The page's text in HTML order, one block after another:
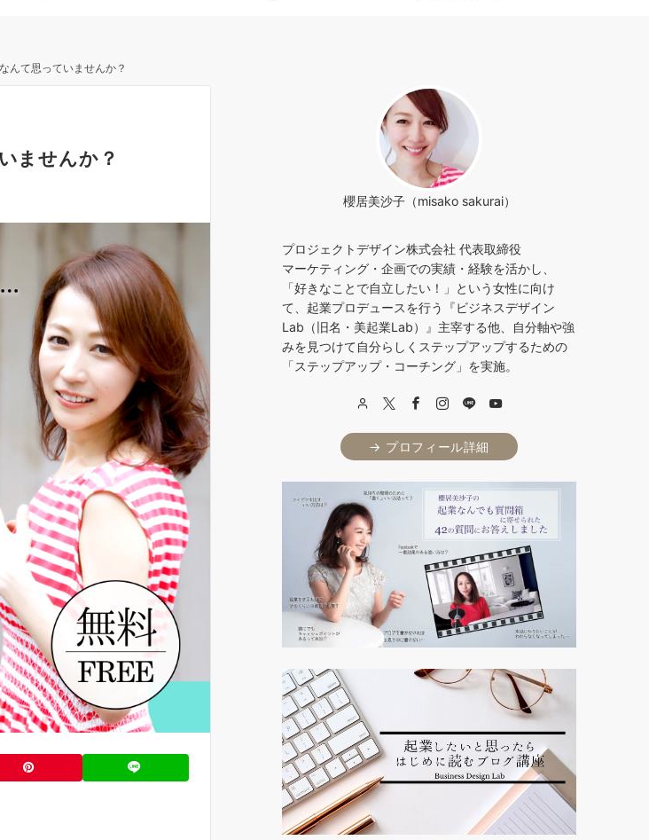
んて思っていませんか？
ませんか？
櫻居美沙子（misako sakurai）
プロジェクトデザイン株式会社 代表取締役
マーケティング・企画での実績・経験を活かし、
「好きなことで自立したい！」という女性に向け
て、起業プロデュースを行う『ビジネスデザイン
Lab（旧名・美起業Lab）』主宰する他、自分軸や強
みを見つけて自分らしくステップアップするための
「ステップアップ・コーチング」を実施。
→ プロフィール詳細